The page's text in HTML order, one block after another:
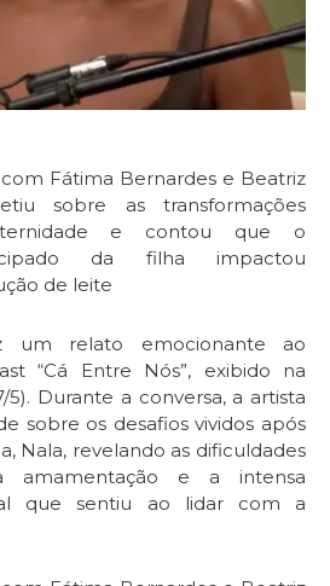
Fátima Bernardes e Beatriz
sobre as transformações
e contou que o
da filha impactou
de leite
um relato emocionante ao
“Cá Entre Nós”, exibido na
5). Durante a conversa, a artista
sobre os desafios vividos após
Nala, revelando as dificuldades
amamentação e a intensa
que sentiu ao lidar com a